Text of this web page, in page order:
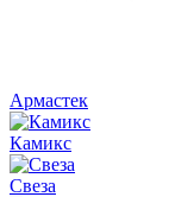
Армастек
Камикс
Свеза